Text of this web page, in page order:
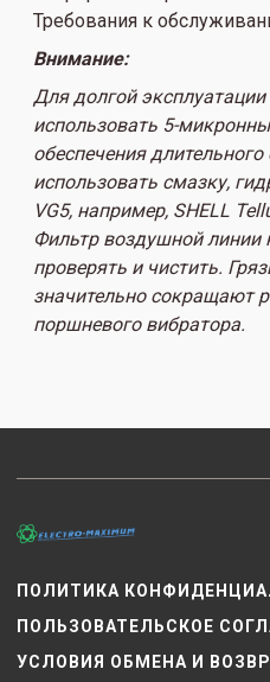
Требования к
Внимание:
Для долгой
использовать 5-
обеспечения
использовать смазку,
VG5, например, SHELL
Фильтр воздушной линии
проверять и чистить.
значительно сокращают
поршневого вибратора.
ПОЛИТИКА
ПОЛЬЗОВАТЕЛЬСКОЕ
УСЛОВИЯ ОБМЕНА И